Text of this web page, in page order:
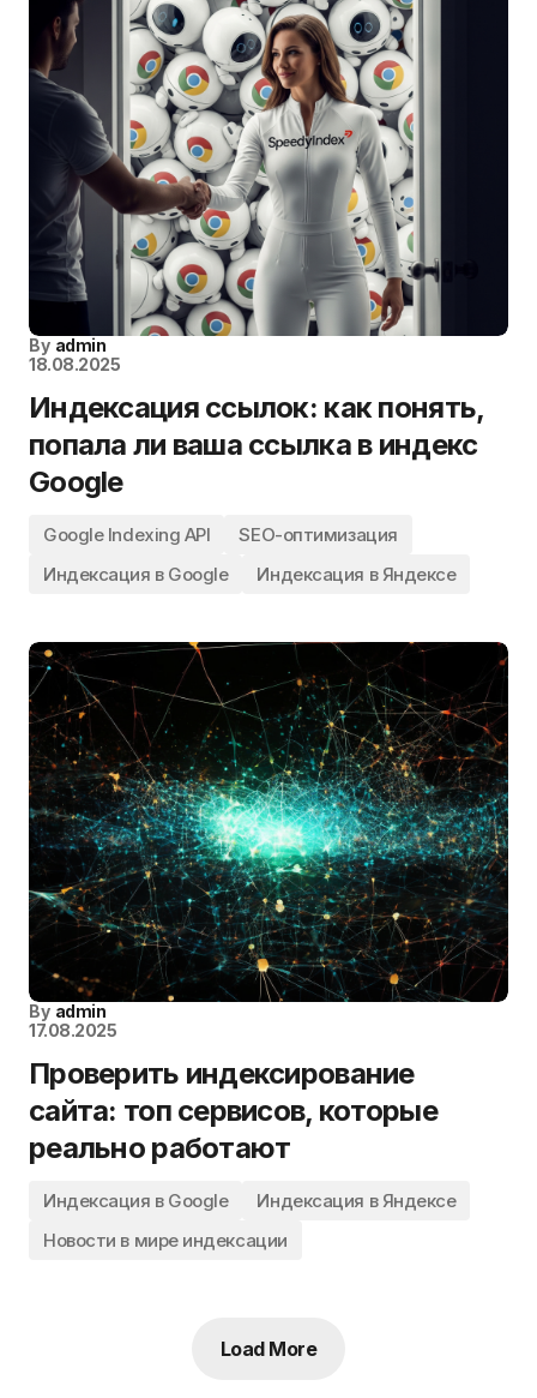
By admin
18.08.2025
Индексация ссылок: как понять,
попала ли ваша ссылка в индекс
Google
Google Indexing API
SEO-оптимизация
Индексация в Google
Индексация в Яндексе
By admin
17.08.2025
Проверить индексирование
сайта: топ сервисов, которые
реально работают
Индексация в Google
Индексация в Яндексе
Новости в мире индексации
Load More